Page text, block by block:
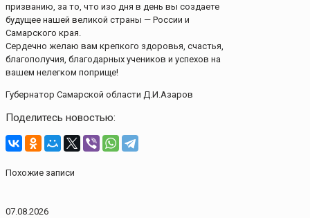
призванию, за то, что изо дня в день вы создаете
будущее нашей великой страны — России и
Самарского края.
Сердечно желаю вам крепкого здоровья, счастья,
благополучия, благодарных учеников и успехов на
вашем нелегком поприще!
Губернатор Самарской области Д.И.Азаров
Поделитесь новостью:
Похожие записи
07.08.2026